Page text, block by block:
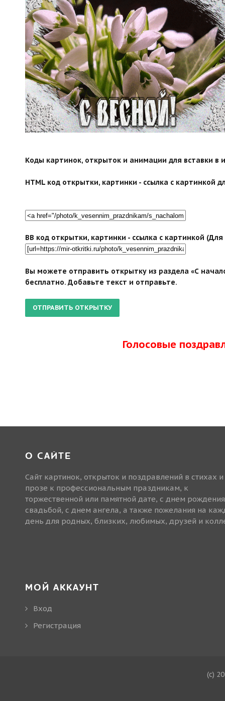
search">
Коды картинок, открыток и анимации для вставки в
HTML код открытки, картинки - ссылка с картинкой
BB код открытки, картинки - ссылка с картинкой
Вы можете отправить открытку из раздела «С
бесплатно. Добавьте текст и отправьте.
Голосовые
О САЙТЕ
Сайт картинок, открыток и поздравлений в стихах и
прозе к профессиональным праздникам, к
торжественной или памятной дате, с днем
свадьбой, с днем ангела, а также пожелания на
день для родных, близких, любимых, друзей и
МОЙ АККАУНТ
Вход
Регистрация
(c)